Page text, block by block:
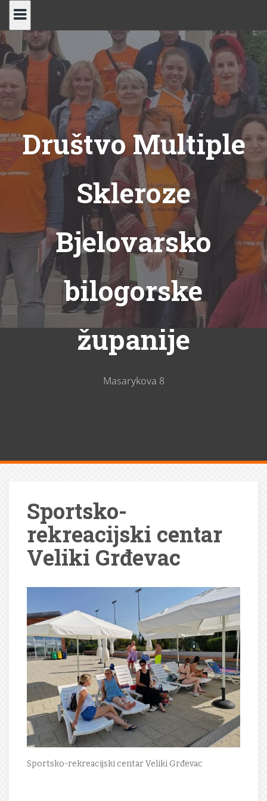
Skip
content
Društvo Multiple
Skleroze
Bjelovarsko
bilogorske
županije
Masarykova 8
Sportsko-
rekreacijski centar
Veliki Grđevac
Sportsko-rekreacijski centar Veliki Grđevac